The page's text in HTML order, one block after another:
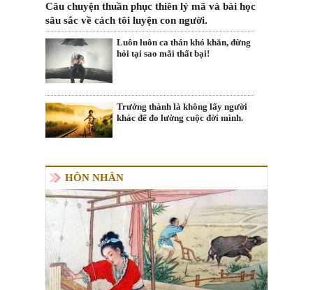
Câu chuyện thuần phục thiên lý mã và bài học
sâu sắc về cách tôi luyện con người.
Luôn luôn ca thán khó khăn, đừng
hỏi tại sao mãi thất bại!
Trưởng thành là không lấy người
khác để đo lường cuộc đời mình.
HÔN NHÂN